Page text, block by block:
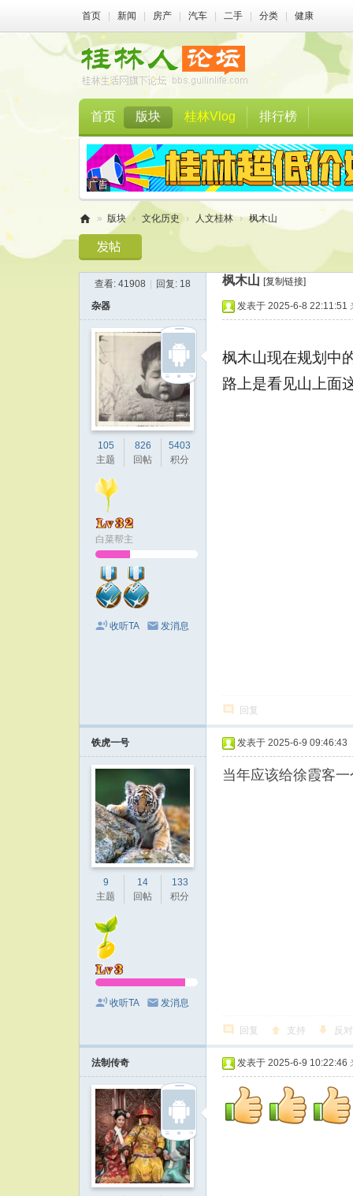
首页 新闻 房产 汽车 二手 分类 健康
首页 版块 桂林Vlog 排行榜
林
» 版块 › 文化历史 › 人文桂林 › 枫木山
查看: 41908 回复: 18 枫木山 [复制链接]
杂器
105
主题
826
回帖
5403
积分
白菜帮主
收听TA 发消息
发表于 2025-6-8 22:11:51
枫木山现在规划中
路上是看见山上面
回复
铁虎一号
9
主题
14
回帖
133
积分
收听TA 发消息
发表于 2025-6-9 09:46:43
当年应该给徐霞客
回复 支持 反对
法制传奇 发表于 2025-6-9 10:22:46